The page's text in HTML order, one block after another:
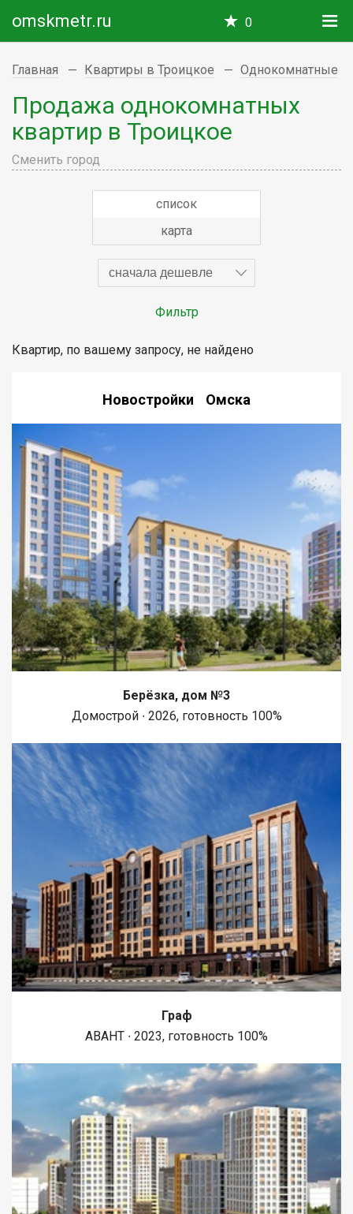
omskmetr.ru 0
Главная Квартиры в Троицкое Однокомнатные
Продажа однокомнатных
квартир в Троицкое
Сменить город
список
карта
сначала дешевле
Фильтр
Квартир, по вашему запросу, не найдено
Новостройки Омска
Берёзка, дом №3
Домострой ∙ 2026, готовность 100%
Граф
АВАНТ ∙ 2023, готовность 100%